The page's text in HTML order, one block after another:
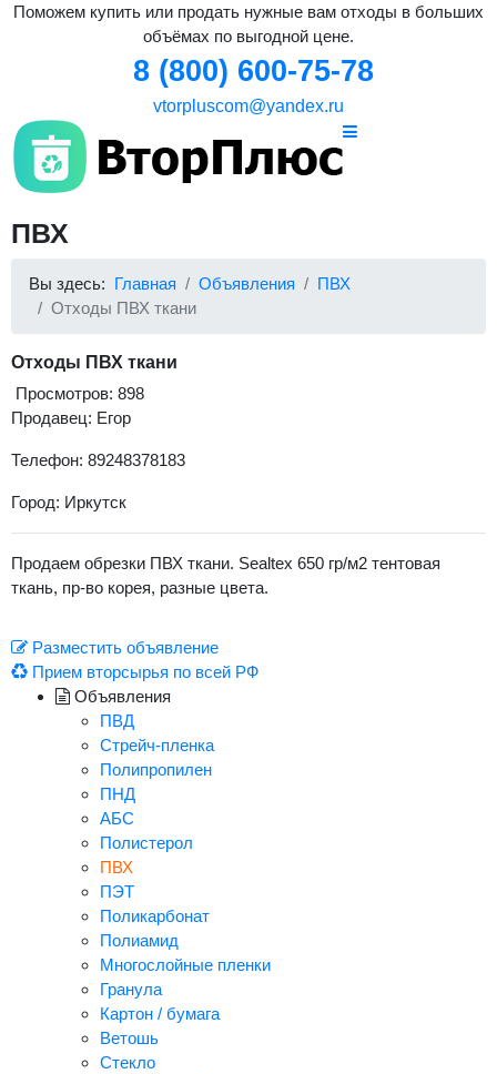
Поможем купить или продать нужные вам отходы в больших
объёмах по выгодной цене.
8 (800) 600-75-78
vtorpluscom@yandex.ru
ПВХ
Вы здесь: Главная Объявления
ПВХ
Отходы ПВХ ткани
Отходы ПВХ ткани
Просмотров: 898
Продавец: Егор
Телефон: 89248378183
Город: Иркутск
Продаем обрезки ПВХ ткани. Sealtex 650 гр/м2 тентовая
ткань, пр-во корея, разные цвета.
Разместить объявление
Прием вторсырья по всей РФ
Объявления
ПВД
Стрейч-пленка
Полипропилен
ПНД
АБС
Полистерол
ПВХ
ПЭТ
Поликарбонат
Полиамид
Многослойные пленки
Гранула
Картон / бумага
Ветошь
Стекло